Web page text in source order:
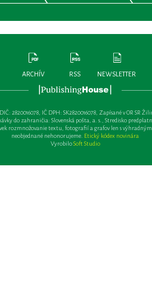
ARCHÍV RSS NEWSLETTER
2820016078, IČ DPH: SK2820016078, Zapísané v OR SR
do zahraničia: Slovenská pošta, a. s., Stredisko
rozmnožovanie textu, fotografií a grafov len s
neobjednané nehonorujeme. Etický kódex novinára
VyrobiloSoft Studio